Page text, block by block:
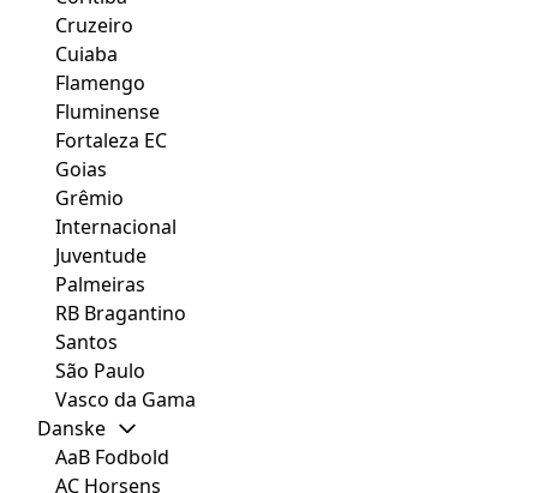
Cruzeiro
Cuiaba
Flamengo
Fluminense
Fortaleza EC
Goias
Grêmio
Internacional
Juventude
Palmeiras
RB Bragantino
Santos
São Paulo
Vasco da Gama
Danske
AaB Fodbold
AC Horsens